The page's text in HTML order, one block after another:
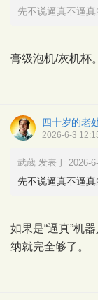
先不说逼真不逼
膏级泡机/灰机杯。
四十岁的老
2026-6-3
武蔵 发表于 2026-
先不说逼真不逼
如果是“逼真”机
纳就完全够了。